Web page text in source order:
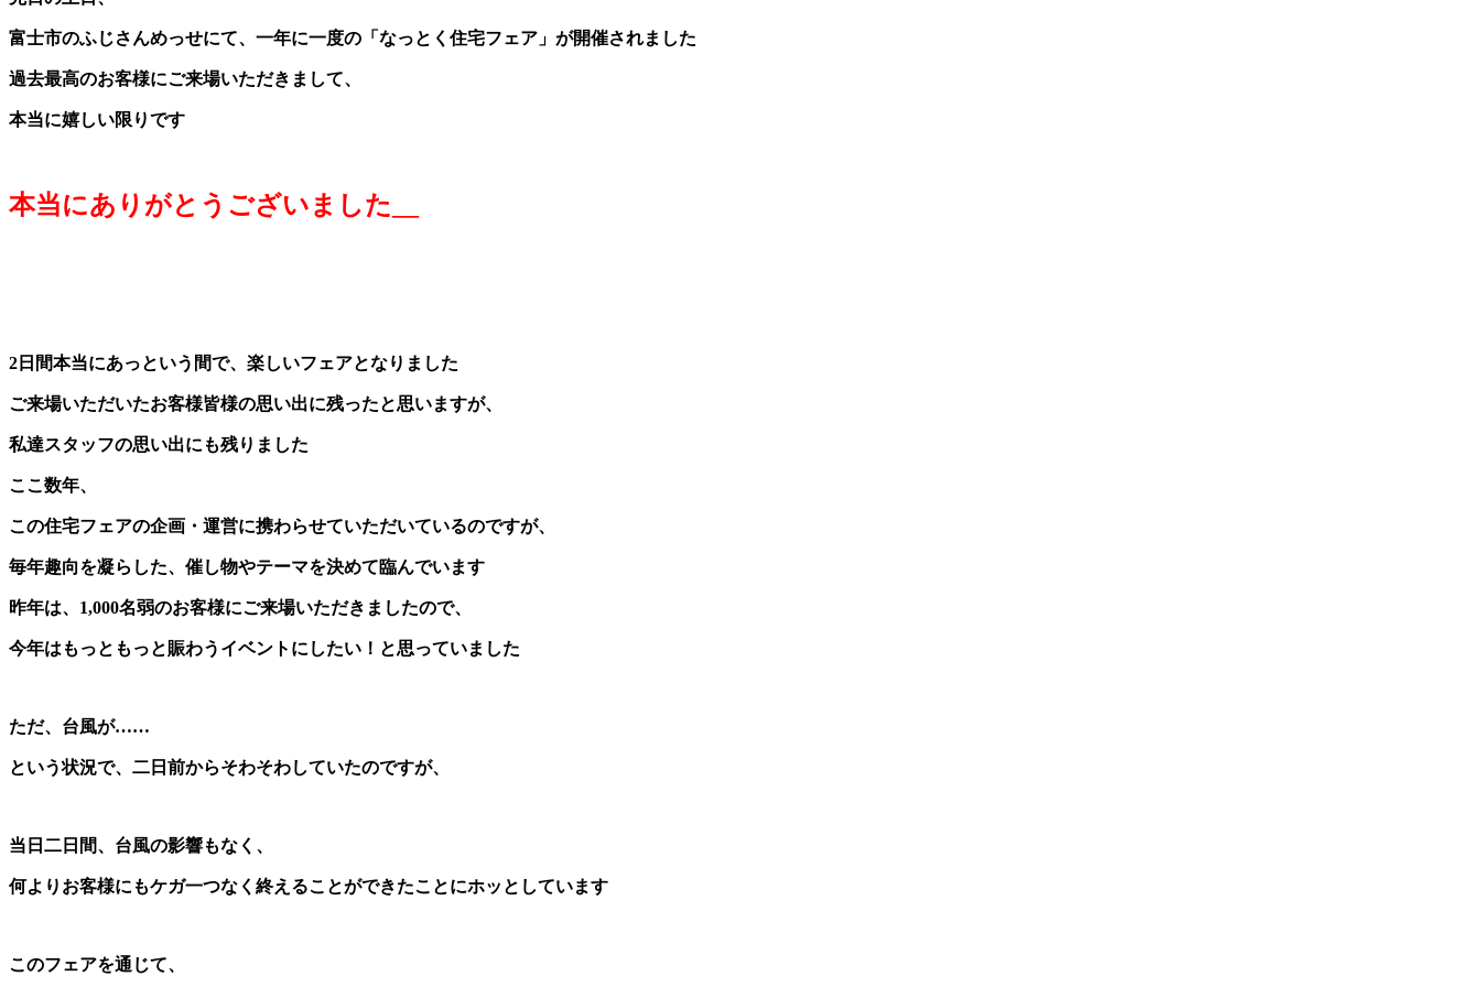
富士市のふじさんめっせにて、一年に一度の「なっとく住宅フェア」が開催されました
過去最高のお客様にご来場いただきまして、
本当に嬉しい限りです
本当にありがとうございました__
2日間本当にあっという間で、楽しいフェアとなりました
ご来場いただいたお客様皆様の思い出に残ったと思いますが、
私達スタッフの思い出にも残りました
ここ数年、
この住宅フェアの企画・運営に携わらせていただいているのですが、
毎年趣向を凝らした、催し物やテーマを決めて臨んでいます
昨年は、1,000名弱のお客様にご来場いただきましたので、
今年はもっともっと賑わうイベントにしたい！と思っていました
ただ、台風が……
という状況で、二日前からそわそわしていたのですが、
当日二日間、台風の影響もなく、
何よりお客様にもケガ一つなく終えることができたことにホッとしています
このフェアを通じて、